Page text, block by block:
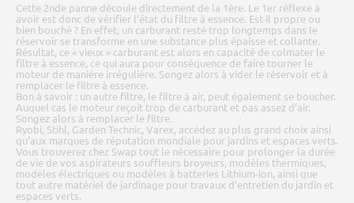
Cette 2nde panne découle directement de la 1ère. Le 1er réflexe à
avoir est donc de vérifier l’état du filtre à essence. Est-il propre ou
bien bouché ? En effet, un carburant resté trop longtemps dans le
réservoir se transforme en une substance plus épaisse et collante.
Résultat, ce « vieux » carburant est alors en capacité de colmater le
filtre à essence, ce qui aura pour conséquence de faire tourner le
moteur de manière irrégulière. Songez alors à vider le réservoir et à
remplacer le filtre à essence.
Bon à savoir : un autre filtre, le filtre à air, peut également se boucher.
Auquel cas le moteur reçoit trop de carburant et pas assez d’air.
Songez alors à remplacer le filtre.
Ryobi, Stihl, Garden Technic, Varex, accédez au plus grand choix ainsi
qu’aux marques de réputation mondiale pour jardins et espaces verts.
Vous trouverez chez Swap tout le nécessaire pour prolonger la durée
de vie de vos aspirateurs souffleurs broyeurs, modèles thermiques,
modèles électriques ou modèles à batteries Lithium-ion, ainsi que
tout autre matériel de jardinage pour travaux d’entretien du jardin et
espaces verts.